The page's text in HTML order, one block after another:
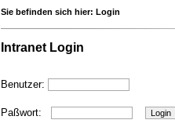
Sie befinden sich hier: Login
Intranet Login
Benutzer:
Paßwort: